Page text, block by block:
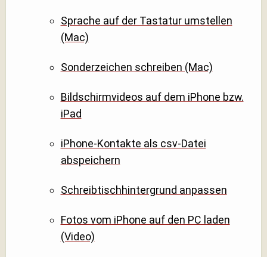
Sprache auf der Tastatur umstellen
(Mac)
Sonderzeichen schreiben (Mac)
Bildschirmvideos auf dem iPhone bzw.
iPad
iPhone-Kontakte als csv-Datei
abspeichern
Schreibtischhintergrund anpassen
Fotos vom iPhone auf den PC laden
(Video)